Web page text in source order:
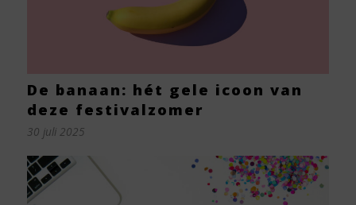
De banaan: hét gele icoon van
deze festivalzomer
30 juli 2025